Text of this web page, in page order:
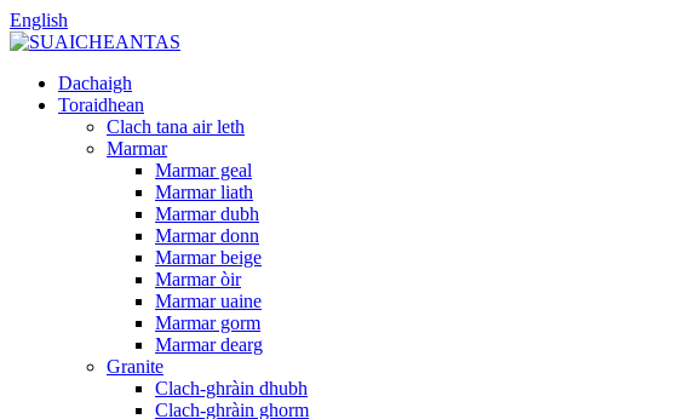
English
Dachaigh
Toraidhean
Clach tana air leth
Marmar
Marmar geal
Marmar liath
Marmar dubh
Marmar donn
Marmar beige
Marmar òir
Marmar uaine
Marmar gorm
Marmar dearg
Granite
Clach-ghràin dhubh
Clach-ghràin ghorm